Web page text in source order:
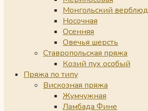
Монгольский верблюд
Носочная
Осенняя
Овечья шерсть
Ставропольская пряжа
Козий пух особый
Пряжа по типу
Вискозная пряжа
Жумчужная
Ламбада Фине